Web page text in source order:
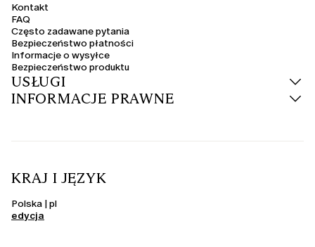
Kontakt
FAQ
Często zadawane pytania
Bezpieczeństwo płatności
Informacje o wysyłce
Bezpieczeństwo produktu
USŁUGI
INFORMACJE PRAWNE
KRAJ I JĘZYK
Polska | pl
edycja